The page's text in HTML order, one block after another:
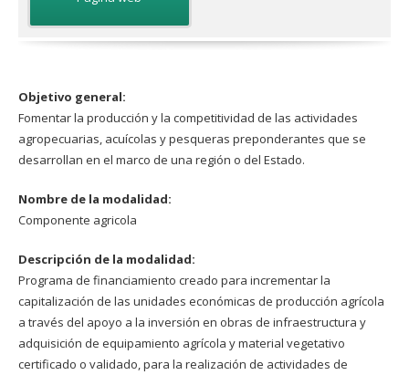
Objetivo general:
Fomentar la producción y la competitividad de las actividades
agropecuarias, acuícolas y pesqueras preponderantes que se
desarrollan en el marco de una región o del Estado.
Nombre de la modalidad:
Componente agricola
Descripción de la modalidad:
Programa de financiamiento creado para incrementar la
capitalización de las unidades económicas de producción agrícola
a través del apoyo a la inversión en obras de infraestructura y
adquisición de equipamiento agrícola y material vegetativo
certificado o validado, para la realización de actividades de